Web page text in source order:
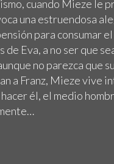
cuando Mieze le
una estruendosa
para consumar
Eva, a no ser que
no parezca que
a Franz, Mieze vive
él, el medio